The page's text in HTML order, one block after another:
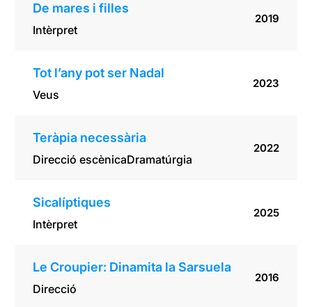
De mares i filles
Intèrpret
2019
Tot l’any pot ser Nadal
Veus
2023
Teràpia necessària
Direcció escènicaDramatúrgia
2022
Sicalíptiques
Intèrpret
2025
Le Croupier: Dinamita la Sarsuela
Direcció
2016